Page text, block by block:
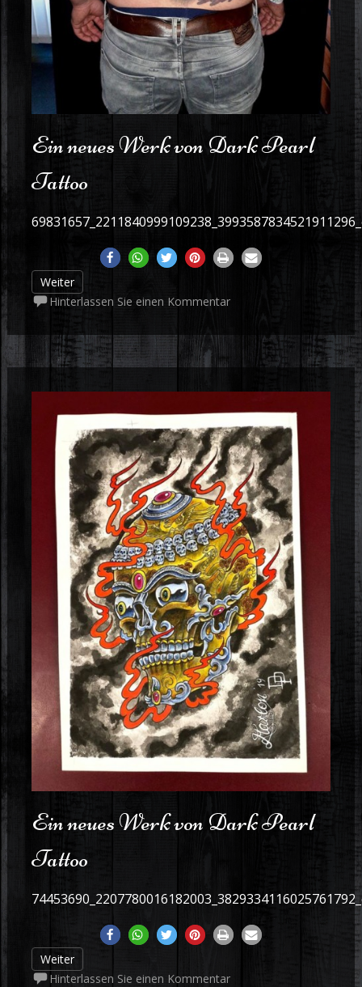
Ein neues Werk von Dark Pearl
Tattoo
Weiter
Hinterlassen Sie einen Kommentar
Ein neues Werk von Dark Pearl
Tattoo
Weiter
Hinterlassen Sie einen Kommentar